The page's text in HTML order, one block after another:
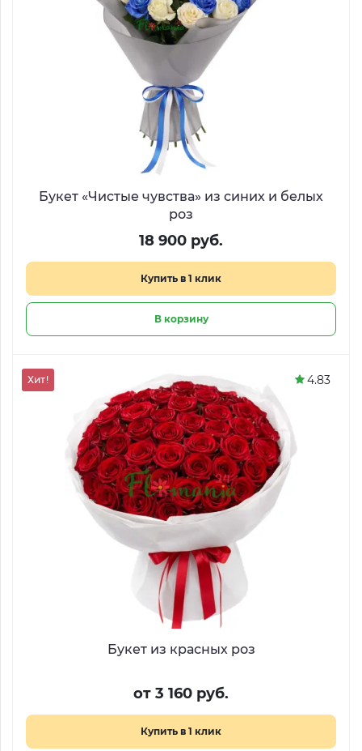
Букет «Чистые чувства» из синих и белых
роз
18 900 руб.
Купить в 1 клик
В корзину
Букет из красных роз
от 3 160 руб.
Купить в 1 клик
Хит! 4.83